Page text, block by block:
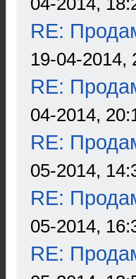
RE:
19-04-2014,
RE:
04-2014,
RE:
05-2014,
RE:
05-2014,
RE: